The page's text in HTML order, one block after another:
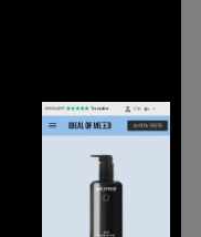
SOFT BROWN 2